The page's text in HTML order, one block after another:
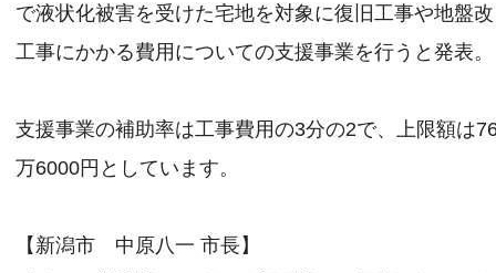
で液状化被害を受けた宅地を対象に復旧工事や地盤
工事にかかる費用についての支援事業を行うと発表。
支援事業の補助率は工事費用の3分の2で、上限額は
万6000円としています。
【新潟市 中原八一 市長】